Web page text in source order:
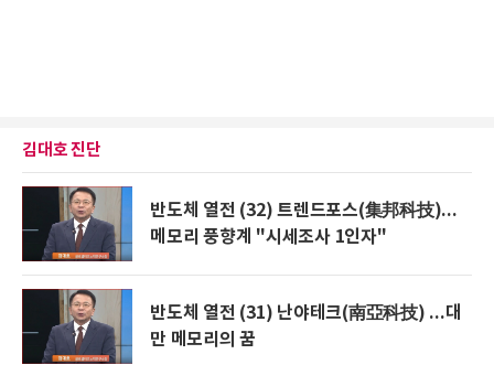
김대호 진단
반도체 열전 (32) 트렌드포스(集邦科技)...
메모리 풍향계 "시세조사 1인자"
반도체 열전 (31) 난야테크(南亞科技) ...대
만 메모리의 꿈